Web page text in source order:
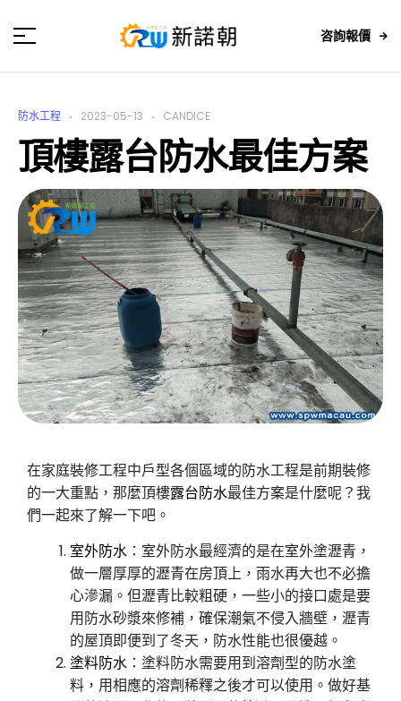
咨詢報價
防水工程 2023-05-13 CANDICE
頂樓露台防水最佳方案
在家庭裝修工程中戶型各個區域的防水工程是前期裝修
的一大重點，那麼頂樓露台防水最佳方案是什麼呢？我
們一起來了解一下吧。
室外防水 ：室外防水最經濟的是在室外塗瀝青，
做一層厚厚的瀝青在房頂上，雨水再大也不必擔
心滲漏。但瀝青比較粗硬，一些小的接口處是要
用防水砂漿來修補，確保潮氣不侵入牆壁，瀝青
的屋頂即便到了冬天，防水性能也很優越。
塗料防水 ：塗料防水需要用到溶劑型的防水塗
料，用相應的溶劑稀釋之後才可以使用。做好基